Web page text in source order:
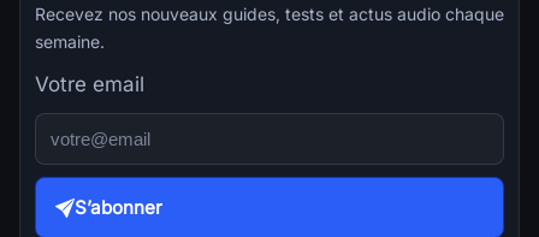
Recevez nos nouveaux guides, tests et actus audio chaque
semaine.
Votre email
S’abonner